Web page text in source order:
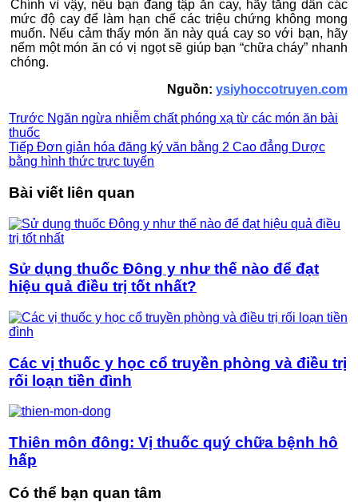
Chính vì vậy, nếu bạn đang tập ăn cay, hãy tăng dần các
mức độ cay để làm hạn chế các triệu chứng không mong
muốn. Nếu cảm thấy món ăn này quá cay so với bạn, hãy
nếm một món ăn có vị ngọt sẽ giúp bạn “chữa cháy” nhanh
chóng.
Nguồn: ysiyhoccotruyen.com
Trước Ngăn ngừa nhiễm chất phóng xạ từ các món ăn bài
thuốc
Tiếp Đơn giản hóa đăng ký văn bằng 2 Cao đẳng Dược
bằng hình thức trực tuyến
Bài viết liên quan
Sử dụng thuốc Đông y như thế nào để đạt
hiệu quả điều trị tốt nhất?
Các vị thuốc y học cổ truyền phòng và điều trị
rối loạn tiền đình
Thiên môn đông: Vị thuốc quý chữa bệnh hô
hấp
Có thể bạn quan tâm